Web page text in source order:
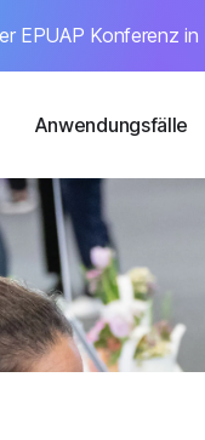
EPUAP Konferenz
Anwendungsfälle